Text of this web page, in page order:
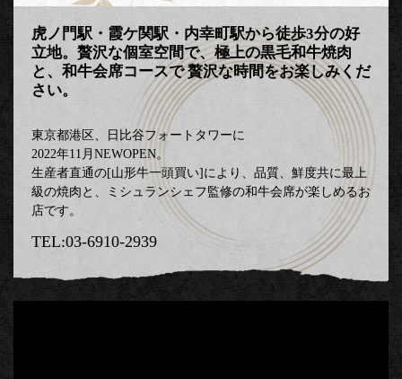
虎ノ門駅・霞ケ関駅・内幸町駅から徒歩3分の好
立地。贅沢な個室空間で、極上の黒毛和牛焼肉
と、和牛会席コースで 贅沢な時間をお楽しみくだ
さい。
東京都港区、日比谷フォートタワーに
2022年11月NEWOPEN。
生産者直通の[山形牛一頭買い]により、品質、鮮度共に最上
級の焼肉と、ミシュランシェフ監修の和牛会席が楽しめるお
店です。
03-6910-2939